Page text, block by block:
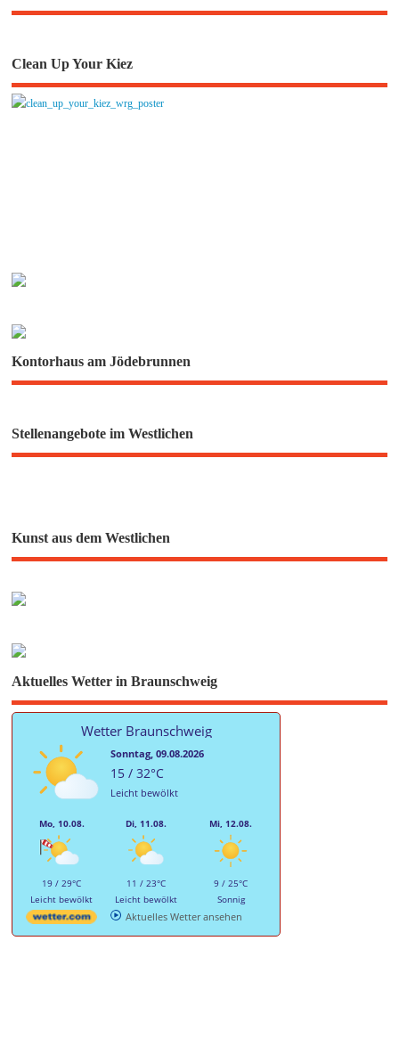
Clean Up Your Kiez
Kontorhaus am Jödebrunnen
Stellenangebote im Westlichen
Kunst aus dem Westlichen
Aktuelles Wetter in Braunschweig
Wetter Braunschweig
Sonntag, 09.08.2026
15 / 32°C
Leicht bewölkt
Mo, 10.08.
19 / 29°C
Leicht bewölkt
Di, 11.08.
11 / 23°C
Leicht bewölkt
Mi, 12.08.
9 / 25°C
Sonnig
Aktuelles Wetter ansehen